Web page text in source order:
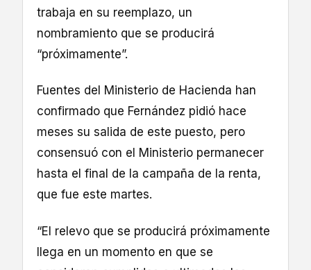
trabaja en su reemplazo, un
nombramiento que se producirá
“próximamente”.
Fuentes del Ministerio de Hacienda han
confirmado que Fernández pidió hace
meses su salida de este puesto, pero
consensuó con el Ministerio permanecer
hasta el final de la campaña de la renta,
que fue este martes.
“El relevo que se producirá próximamente
llega en un momento en que se